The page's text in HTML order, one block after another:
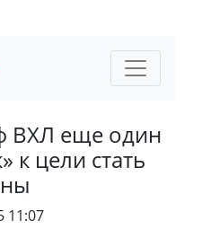
ВХЛ еще один
к цели стать
11:07